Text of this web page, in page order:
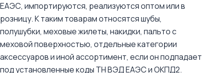
ЕАЭС, импортируются, реализуются оптом или в
розницу. К таким товарам относятся шубы,
полушубки, меховые жилеты, накидки, пальто с
меховой поверхностью, отдельные категории
аксессуаров и иной ассортимент, если он подпадает
под установленные коды ТН ВЭД ЕАЭС и ОКПД2.